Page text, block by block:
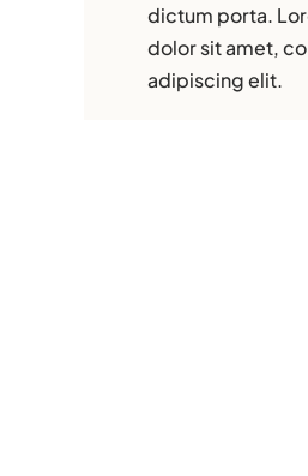
dictum porta.
dolor sit amet,
adipiscing elit.